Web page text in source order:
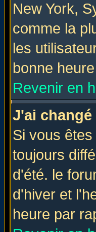
New York,
comme la
les
bonne
Revenir en
J'ai
Si vous
toujours
d'été. le
d'hiver et
heure par